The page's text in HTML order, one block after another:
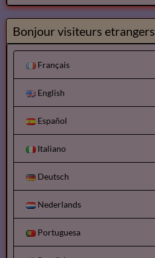
Bonjour visiteurs etrangers
Français
English
Español
Italiano
Deutsch
Nederlands
Portuguesa